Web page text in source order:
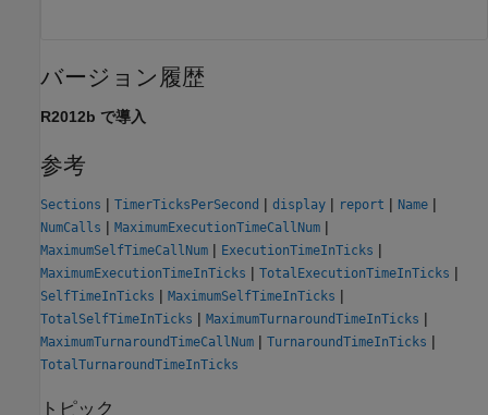
バージョン履歴
R2012b で導入
参考
Sections | TimerTicksPerSecond | display | report | Name |
NumCalls | MaximumExecutionTimeCallNum |
MaximumSelfTimeCallNum | ExecutionTimeInTicks |
MaximumExecutionTimeInTicks | TotalExecutionTimeInTicks |
SelfTimeInTicks | MaximumSelfTimeInTicks |
TotalSelfTimeInTicks | MaximumTurnaroundTimeInTicks |
MaximumTurnaroundTimeCallNum | TurnaroundTimeInTicks |
TotalTurnaroundTimeInTicks
トピック